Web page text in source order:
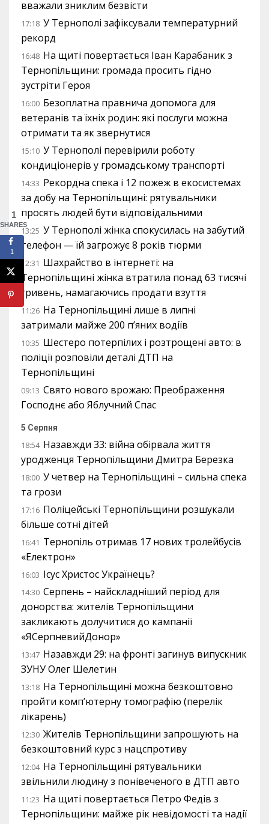
вважали зниклим безвісти
17:18 У Тернополі зафіксували температурний
рекорд
16:48 На щиті повертається Іван Карабаник з
Тернопільщини: громада просить гідно
зустріти Героя
16:00 Безоплатна правнича допомога для
ветеранів та їхніх родин: які послуги можна
отримати та як звернутися
15:10 У Тернополі перевірили роботу
кондиціонерів у громадському транспорті
14:33 Рекордна спека і 12 пожеж в екосистемах
за добу на Тернопільщині: рятувальники
просять людей бути відповідальними
13:25 У Тернополі жінка спокусилась на забутий
телефон — їй загрожує 8 років тюрми
12:31 Шахрайство в інтернеті: на
Тернопільщині жінка втратила понад 63 тисячі
гривень, намагаючись продати взуття
11:26 На Тернопільщині лише в липні
затримали майже 200 п’яних водіїв
10:35 Шестеро потерпілих і розтрощені авто: в
поліції розповіли деталі ДТП на
Тернопільщині
09:13 Свято нового врожаю: Преображення
Господнє або Яблучний Спас
5 Серпня
18:54 Назавжди 33: війна обірвала життя
уродженця Тернопільщини Дмитра Березка
18:00 У четвер на Тернопільщині – сильна спека
та грози
17:16 Поліцейські Тернопільщини розшукали
більше сотні дітей
16:41 Тернопіль отримав 17 нових тролейбусів
«Електрон»
16:03 Ісус Христос Українець?
14:30 Серпень – найскладніший період для
донорства: жителів Тернопільщини
закликають долучитися до кампанії
«ЯСерпневийДонор»
13:47 Назавжди 29: на фронті загинув випускник
ЗУНУ Олег Шелетин
13:18 На Тернопільщині можна безкоштовно
пройти комп’ютерну томографію (перелік
лікарень)
12:30 Жителів Тернопільщини запрошують на
безкоштовний курс з нацспротиву
12:04 На Тернопільщині рятувальники
звільнили людину з понівеченого в ДТП авто
11:23 На щиті повертається Петро Федів з
Тернопільщини: майже рік невідомості та надії
1
SHARES
1